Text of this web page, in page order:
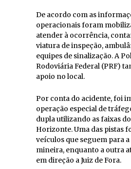
De acordo com as
operacionais foram
atender à ocorrência,
viatura de inspeção,
equipes de sinalização. A
Rodoviária Federal (PRF)
apoio no local.
Por conta do acidente, foi
operação especial de
dupla utilizando as faixas
Horizonte. Uma das pistas
veículos que seguem para
mineira, enquanto a outra
em direção a Juiz de Fora.